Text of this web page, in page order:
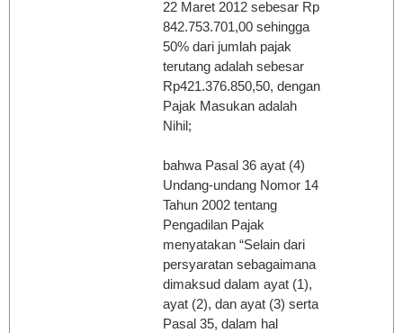
22 Maret 2012 sebesar Rp
842.753.701,00 sehingga
50% dari jumlah pajak
terutang adalah sebesar
Rp421.376.850,50, dengan
Pajak Masukan adalah
Nihil;
bahwa Pasal 36 ayat (4)
Undang-undang Nomor 14
Tahun 2002 tentang
Pengadilan Pajak
menyatakan “Selain dari
persyaratan sebagaimana
dimaksud dalam ayat (1),
ayat (2), dan ayat (3) serta
Pasal 35, dalam hal